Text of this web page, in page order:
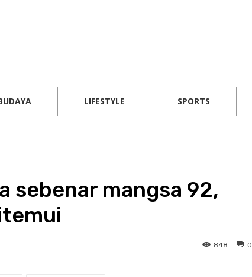
LIFESTYLE SPORTS
sebenar mangsa 92,
0
848